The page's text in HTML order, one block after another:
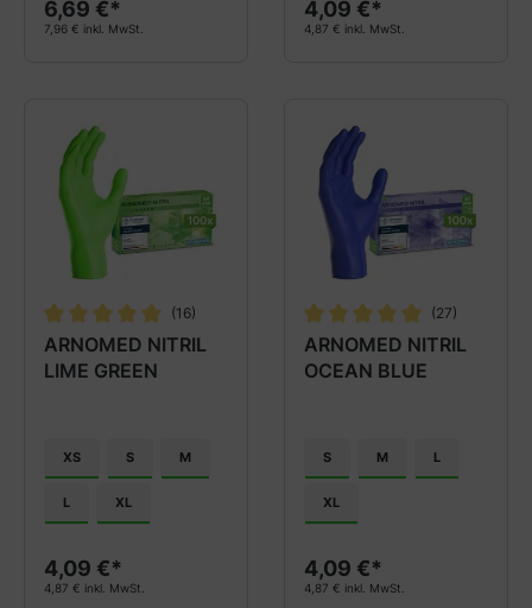
6,69 €*
7,96 € inkl. MwSt.
4,09 €*
4,87 € inkl. MwSt.
ARNOMED NITRIL
LIME GREEN
Durchschnittliche Bewertung von 5 von 5 Sternen
(16)
XS S M
L XL
4,09 €*
4,87 € inkl. MwSt.
ARNOMED NITRIL
OCEAN BLUE
Durchschnittliche
(27)
S M L
XL
4,09 €*
4,87 € inkl. MwSt.